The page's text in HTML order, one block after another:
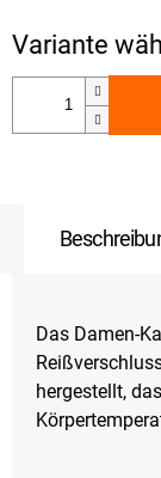
Das Damen-
hergestellt,